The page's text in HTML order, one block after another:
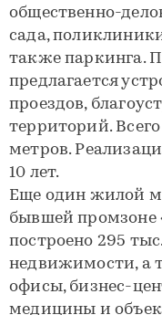
общественно-
сада,
также паркинга.
предлагается
проездов,
территорий.
метров.
10 лет.
Еще один жилой
бывшей промзоне
построено 295
недвижимости, а
офисы, бизнес-
медицины и